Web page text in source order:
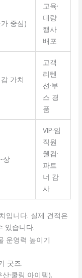
중심)
교육·
대량
행사
배포
가치
고객
리텐
션·부
스 경
품
상
VIP·임
직원
웰컴·
파트
너 감
사
입니다. 실제 견적은
있습니다.
운영력 높이기
굿즈.
·쿨링 아이템).